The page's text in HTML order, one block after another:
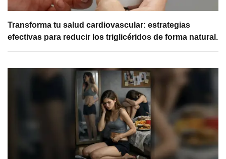
Transforma tu salud cardiovascular: estrategias
efectivas para reducir los triglicéridos de forma natural.